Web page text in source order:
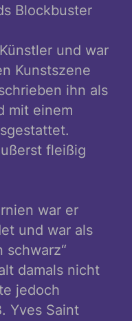
Blockbuster
und war
Kunstszene
ihn als
mit einem
fleißig
war er
und war als
schwarz“
damals nicht
jedoch
Yves Saint